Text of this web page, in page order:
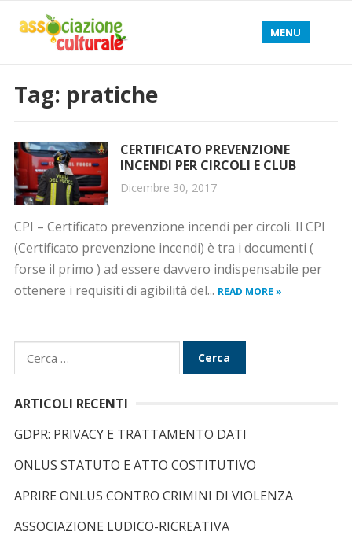
MENU
Tag: pratiche
CERTIFICATO PREVENZIONE
INCENDI PER CIRCOLI E CLUB
Dicembre 30, 2017
CPI – Certificato prevenzione incendi per circoli. Il CPI
(Certificato prevenzione incendi) è tra i documenti (
forse il primo ) ad essere davvero indispensabile per
ottenere i requisiti di agibilità del... READ MORE »
i
r
c
p
e
ARTICOLI RECENTI
GDPR: PRIVACY E TRATTAMENTO DATI
ONLUS STATUTO E ATTO COSTITUTIVO
APRIRE ONLUS CONTRO CRIMINI DI VIOLENZA
ASSOCIAZIONE LUDICO-RICREATIVA